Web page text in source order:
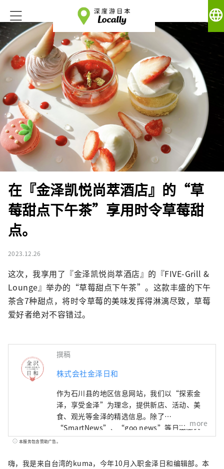
language
在『金泽凯悦尚萃酒店』的“草
莓甜点下午茶”享用时令草莓甜
点。
2023.12.26
这次，我享用了『金泽凯悦尚萃酒店』的『FIVE-Grill &
Lounge』举办的“草莓甜点下午茶”。这款丰盛的下午
茶含7种甜点，将时令草莓的美味发挥得淋漓尽致，草莓
爱好者绝对不容错过。
撰稿
株式会社金泽日和
作为石川县的地区信息网站，我们以“探索金
泽，享受金泽”为理念，提供新店、活动、美
食、观光等金泽的精选信息。除了
“SmartNews”、“goo news”等日本国内
媒体外，我们还与中国、台湾、香港、泰国、
的魅力。
more
本服务包含赞助广告。
嗨，我是来自台湾的kuma，今年10月入职金泽日和编辑部。本